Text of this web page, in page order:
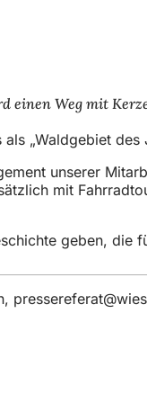
Weg mit
„Waldgebiet des
unserer
mit
geben,
pressereferat